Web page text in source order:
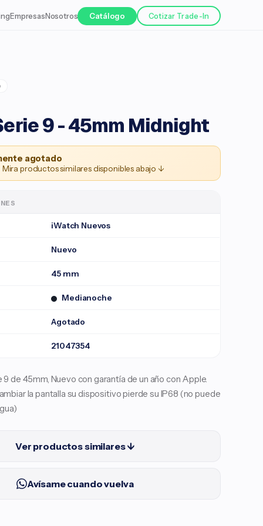
EmpresasNosotros Catálogo Cotizar Trade-In
9 - 45mm Midnight
agotado
Mira productos similares disponibles abajo ↓
iWatch Nuevos
Nuevo
45 mm
Medianoche
Agotado
21047354
de 45mm, Nuevo con garantía de un año con Apple.
la pantalla su dispositivo pierde su IP68 (no puede
Ver productos similares ↓
Avísame cuando vuelva